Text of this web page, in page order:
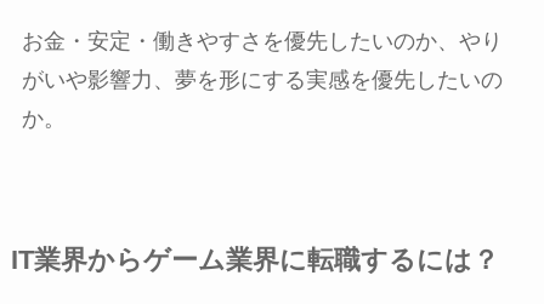
お金・安定・働きやすさを優先したいのか、やり
がいや影響力、夢を形にする実感を優先したいの
か。
IT業界からゲーム業界に転職するには？